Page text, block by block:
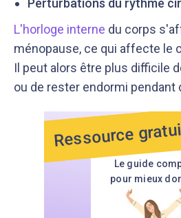
Perturbations du rythme
L'horloge interne du corps
ménopause, ce qui affecte le
Il peut alors être plus difficile
ou de rester endormi pendant
Le guide
pour mieux
Ressource